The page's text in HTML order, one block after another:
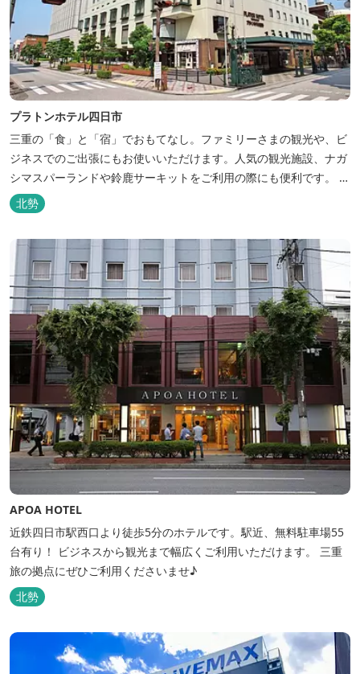
プラトンホテル四日市
三重の「食」と「宿」でおもてなし。ファミリーさまの観光や、ビ
ジネスでのご出張にもお使いいただけます。人気の観光施設、ナガ
シマスパーランドや鈴鹿サーキットをご利用の際にも便利です。 和
食、イタリアン、中華と多彩な三重の味をどうぞお楽しみくださ
い。近鉄四日市駅から徒歩３分と、公共交通機関でのお越しにも大
北勢
APOA HOTEL
近鉄四日市駅西口より徒歩5分のホテルです。駅近、無料駐車場55
台有り！ ビジネスから観光まで幅広くご利用いただけます。 三重
旅の拠点にぜひご利用くださいませ♪
北勢